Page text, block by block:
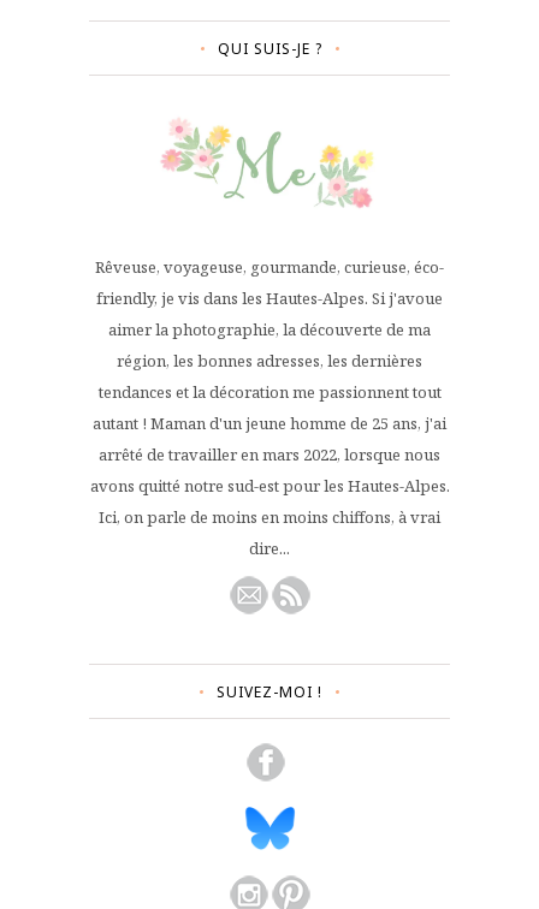
QUI SUIS-JE ?
Rêveuse, voyageuse, gourmande, curieuse, éco-
friendly, je vis dans les Hautes-Alpes. Si j'avoue
aimer la photographie, la découverte de ma
région, les bonnes adresses, les dernières
tendances et la décoration me passionnent tout
autant ! Maman d'un jeune homme de 25 ans, j'ai
arrêté de travailler en mars 2022, lorsque nous
avons quitté notre sud-est pour les Hautes-Alpes.
Ici, on parle de moins en moins chiffons, à vrai
dire...
SUIVEZ-MOI !